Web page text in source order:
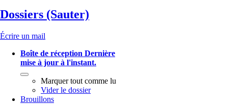
Dossiers (Sauter)
Écrire un mail
Boîte de réception Dernière
mise à jour à l'instant.
Marquer tout comme lu
Vider le dossier
Brouillons